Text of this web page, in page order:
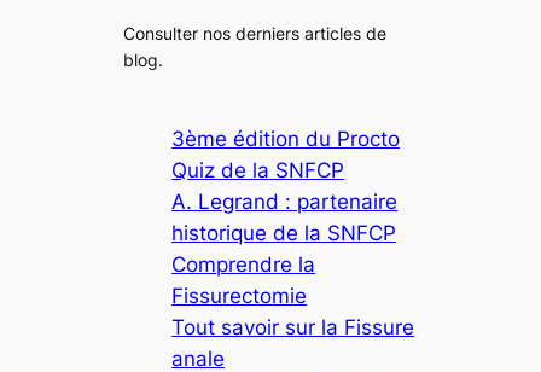
Consulter nos derniers articles de
blog.
3ème édition du Procto
Quiz de la SNFCP
A. Legrand : partenaire
historique de la SNFCP
Comprendre la
Fissurectomie
Tout savoir sur la Fissure
anale